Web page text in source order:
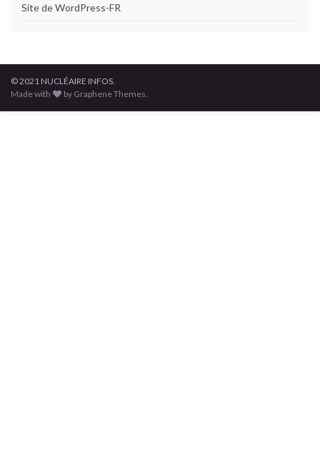
Site de WordPress-FR
© 2021 NUCLÉAIRE INFOS.
Made with
by Graphene Themes.